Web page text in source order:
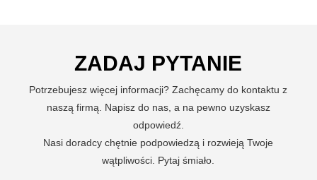
ZADAJ PYTANIE
Potrzebujesz więcej informacji? Zachęcamy do kontaktu z
naszą firmą. Napisz do nas, a na pewno uzyskasz
odpowiedź.
Nasi doradcy chętnie podpowiedzą i rozwieją Twoje
wątpliwości. Pytaj śmiało.